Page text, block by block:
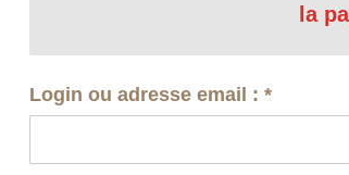
moins agressive pour le
la
Login ou adresse email :*